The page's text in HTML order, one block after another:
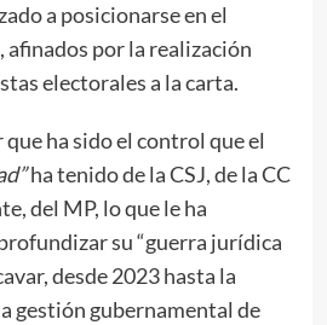
a posicionarse en el
por la realización
electorales a la carta.
ha sido el control que el
ha tenido de la CSJ, de la CC
del MP, lo que le ha
su “guerra jurídica
desde 2023 hasta la
gestión gubernamental de